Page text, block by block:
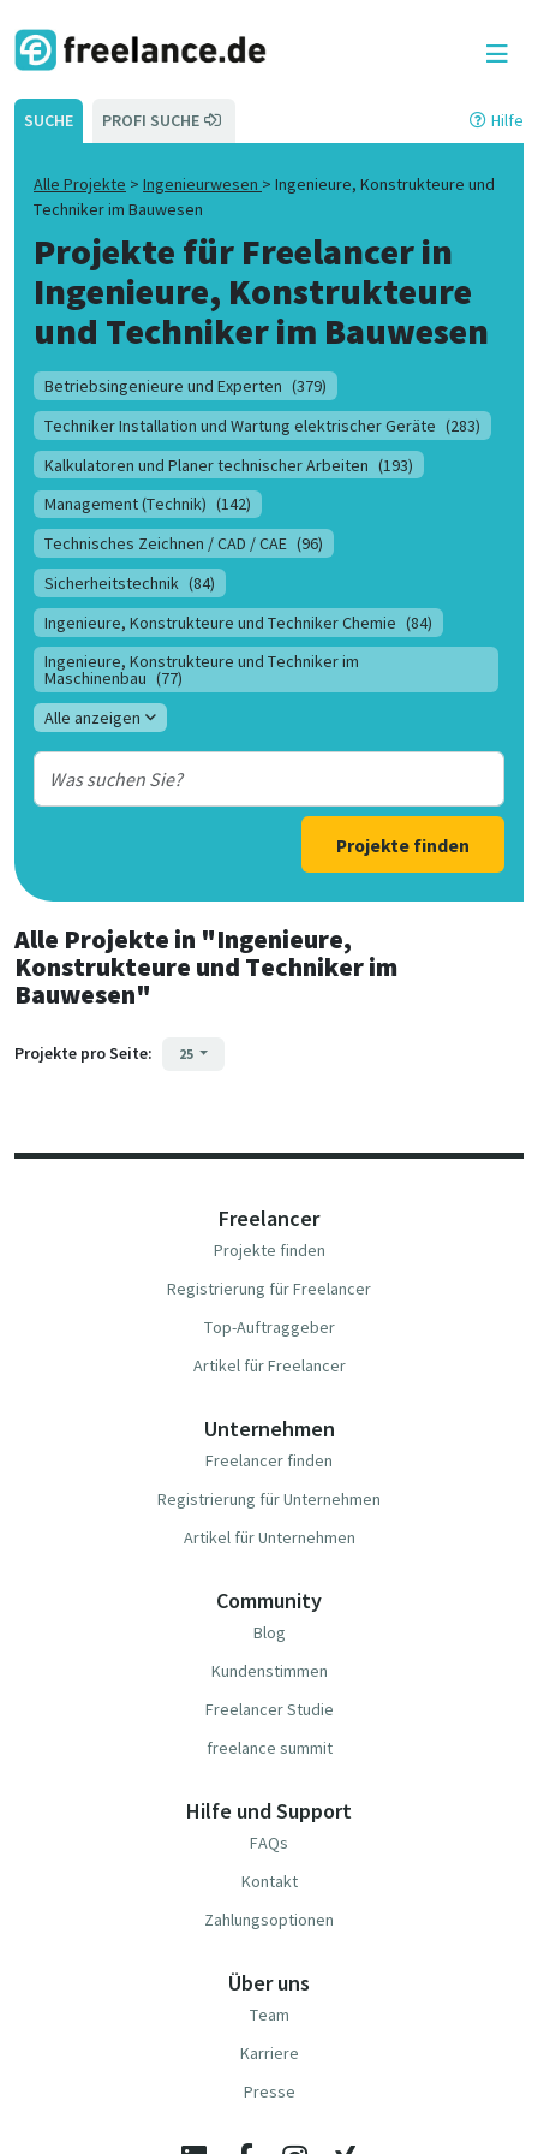
SUCHE PROFI SUCHE Hilfe
Alle Projekte > Ingenieurwesen > Ingenieure, Konstrukteure und
Techniker im Bauwesen
Projekte für Freelancer in
Ingenieure, Konstrukteure
und Techniker im Bauwesen
Betriebsingenieure und Experten (379)
Techniker Installation und Wartung elektrischer Geräte (283)
Kalkulatoren und Planer technischer Arbeiten (193)
Management (Technik) (142)
Technisches Zeichnen / CAD / CAE (96)
Sicherheitstechnik (84)
Ingenieure, Konstrukteure und Techniker Chemie (84)
Ingenieure, Konstrukteure und Techniker im
Maschinenbau (77)
Alle anzeigen
Projekte finden
Alle Projekte in "Ingenieure,
Konstrukteure und Techniker im
Bauwesen"
Projekte pro Seite: 25
Freelancer
Projekte finden
Registrierung für Freelancer
Top-Auftraggeber
Artikel für Freelancer
Unternehmen
Freelancer finden
Registrierung für Unternehmen
Artikel für Unternehmen
Community
Blog
Kundenstimmen
Freelancer Studie
freelance summit
Hilfe und Support
FAQs
Kontakt
Zahlungsoptionen
Über uns
Team
Karriere
Presse